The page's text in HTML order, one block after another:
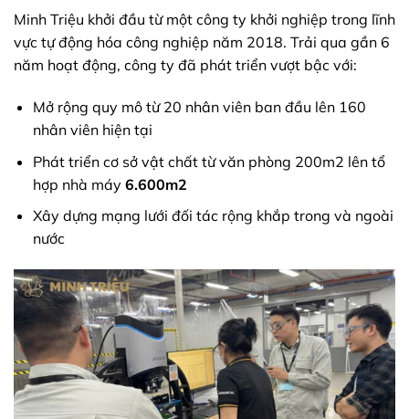
Minh Triệu khởi đầu từ một công ty khởi nghiệp trong lĩnh
vực tự động hóa công nghiệp năm 2018. Trải qua gần 6
năm hoạt động, công ty đã phát triển vượt bậc với:
Mở rộng quy mô từ 20 nhân viên ban đầu lên 160
nhân viên hiện tại
Phát triển cơ sở vật chất từ văn phòng 200m2 lên tổ
hợp nhà máy 6.600m2
Xây dựng mạng lưới đối tác rộng khắp trong và ngoài
nước